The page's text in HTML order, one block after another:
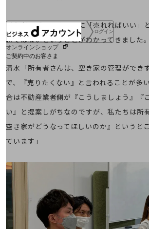
ログイン
オンラインショップ
ご契約中のお客さま
サービス別サポート情報
ご契約中サービスの一元管理
Web明細(ビリングステーション)
料金分析(ご利用料金管理サービス)
所有者の話を聞くうちに「売れればいい」
題ではないということがわかってきました。
清水「所有者さんは、空き家の管理ができ
で、『売りたくない』と言われることが多
合は不動産業者側が『こうしましょう』『
い』と提案しがちなのですが、私たちは所
空き家がどうなってほしいのか』というと
ています」